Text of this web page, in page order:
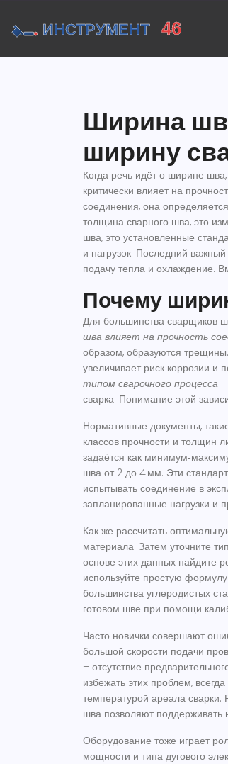
Ширина
ширину
Когда речь идёт о ширине шва,
критически влияет на
соединения, она
толщина сварного шва, это
шва, это установленные
и нагрузок. Последний важный
подачу тепла и охлаждение.
Почему
Для большинства сварщиков
шва влияет на прочность
образом, образуются
увеличивает риск коррозии и
типом сварочного процесса
сварка. Понимание этой
Нормативные документы,
классов прочности и толщин
задаётся как
шва от 2 до 4 мм. Эти
испытывать соединение в
запланированные нагрузки и
Как же рассчитать
материала. Затем уточните
основе этих данных найдите
используйте простую
большинства углеродистых
готовом шве при помощи
Часто новички совершают
большой скорости подачи
– отсутствие
избежать этих проблем,
температурой ареала сварки.
шва позволяют
Оборудование тоже играет
мощности и типа дугового